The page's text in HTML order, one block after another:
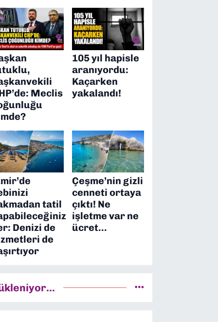
Meclis
105 yıl hapisle
aranıyordu:
Kaçarken
yakalandı!
tatil
Denizi de
de
Çeşme’nin gizli
cenneti ortaya
çıktı! Ne
işletme var ne
ücret…